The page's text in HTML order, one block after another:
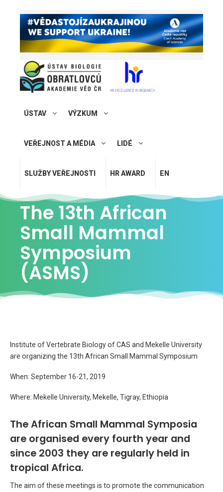
ÚSTAV VÝZKUM
VEŘEJNOST A MÉDIA LIDÉ
SLUŽBY VEŘEJNOSTI HR AWARD EN
The 13th African
Small Mammal
Symposium
(ASMS)
Institute of Vertebrate Biology of CAS and Mekelle University
are organizing the 13th African Small Mammal Symposium
When: September 16-21, 2019
Where: Mekelle University, Mekelle, Tigray, Ethiopia
The African Small Mammal Symposia
are organised every fourth year and
since 2003 they are regularly held in
tropical Africa.
The aim of these meetings is to promote the communication